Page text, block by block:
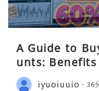
A Guide to
unts: Benefits
iyuoiuuio 36